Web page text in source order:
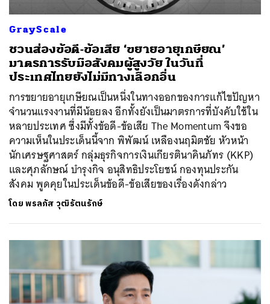
GrayScale
ชวนส่องข้อดี-ข้อเสีย ‘ขยายอายุเกษียณ’
มาตรการรับมือสังคมผู้สูงวัย ในวันที่
ประเทศไทยยังไม่มีทางเลือกอื่น
การขยายอายุเกษียณเป็นหนึ่งในทางออกของการแก้ไขปัญหา
จำนวนแรงงานที่มีน้อยลง อีกทั้งยังเป็นมาตรการที่บังคับใช้ใน
หลายประเทศ ซึ่งมีทั้งข้อดี-ข้อเสีย The Momentum จึงขอ
ความเห็นในประเด็นนี้จาก พิพัฒน์ เหลืองนฤมิตชัย หัวหน้า
นักเศรษฐศาสตร์ กลุ่มธุรกิจการเงินเกียรตินาคินภัทร (KKP)
และศุภลักษณ์ บำรุงกิจ อนุสิทธิประโยชน์ กองทุนประกัน
สังคม พูดคุยในประเด็นข้อดี-ข้อเสียของเรื่องดังกล่าว
โดยพรลภัส วุฒิรัตนรักษ์